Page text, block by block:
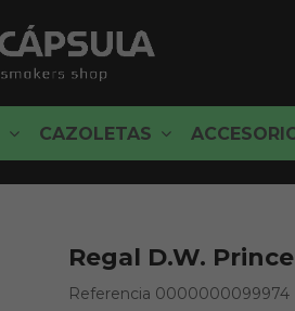
CAZOLETAS
Regal D.W. Prince
Referencia 0000000099974